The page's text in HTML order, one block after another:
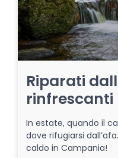
Riparati
rinfrescanti
In estate, quando il
dove rifugiarsi
caldo in Campania!